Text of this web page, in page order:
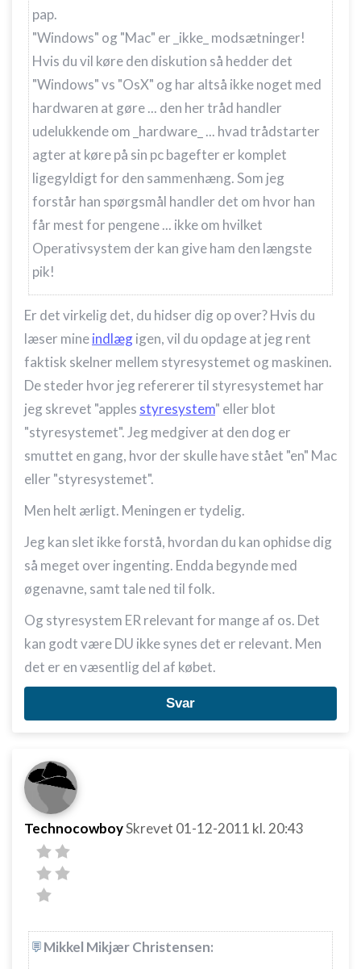
pap.
"Windows" og "Mac" er _ikke_ modsætninger!
Hvis du vil køre den diskution så hedder det
"Windows" vs "OsX" og har altså ikke noget med
hardwaren at gøre ... den her tråd handler
udelukkende om _hardware_ ... hvad trådstarter
agter at køre på sin pc bagefter er komplet
ligegyldigt for den sammenhæng. Som jeg
forstår han spørgsmål handler det om hvor han
får mest for pengene ... ikke om hvilket
Operativsystem der kan give ham den længste
pik!
Er det virkelig det, du hidser dig op over? Hvis du
læser mineindlægigen, vil du opdage at jeg rent
faktisk skelner mellem styresystemet og maskinen.
De steder hvor jeg refererer til styresystemet har
jeg skrevet "apples styresystem" eller blot
"styresystemet". Jeg medgiver at den dog er
smuttet en gang, hvor der skulle have stået "en" Mac
eller "styresystemet".
Men helt ærligt. Meningen er tydelig.
Jeg kan slet ikke forstå, hvordan du kan ophidse dig
så meget over ingenting. Endda begynde med
øgenavne, samt tale ned til folk.
Og styresystem ER relevant for mange af os. Det
kan godt være DU ikke synes det er relevant. Men
det er en væsentlig del af købet.
Svar
TechnocowboySkrevet 01-12-2011 kl. 20:43
Mikkel Mikjær Christensen: